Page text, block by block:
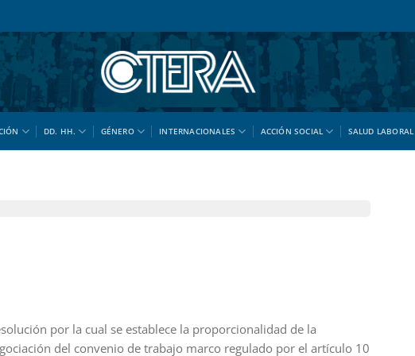
DD. HH. GÉNERO INTERNACIONALES ACCIÓN SOCIAL SALUD LABORAL
por la cual se establece la proporcionalidad de la
del convenio de trabajo marco regulado por el artículo 10